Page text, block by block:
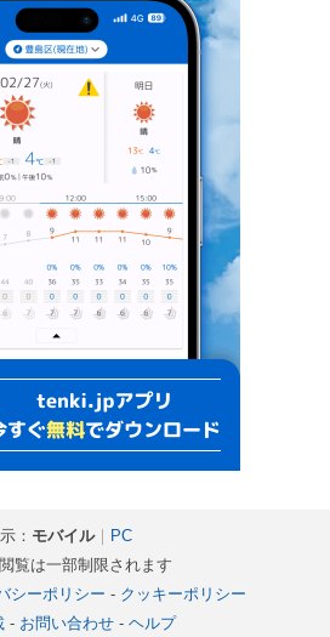
： モバイル｜ PC
覧は一部制限されます
シーポリシー - クッキーポリシー
- お問い合わせ- ヘルプ